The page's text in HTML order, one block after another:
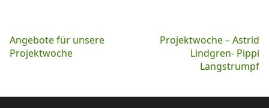
Beitragsnavigation
Angebote für unsere
Projektwoche
Projektwoche – Astrid
Lindgren- Pippi
Langstrumpf